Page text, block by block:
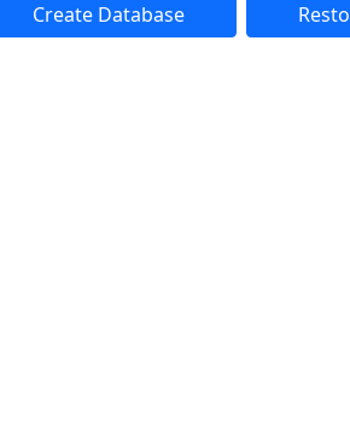
Create Database